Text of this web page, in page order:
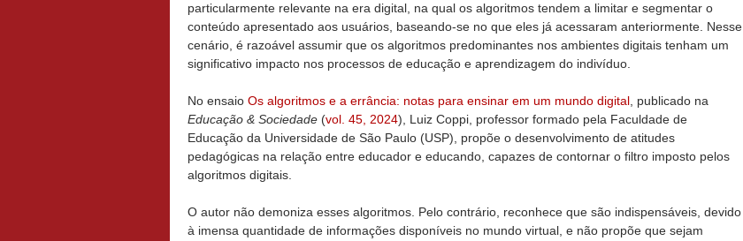
particularmente relevante na era digital, na qual os algoritmos tendem a limitar e segmentar o
conteúdo apresentado aos usuários, baseando-se no que eles já acessaram anteriormente. Nesse
cenário, é razoável assumir que os algoritmos predominantes nos ambientes digitais tenham um
significativo impacto nos processos de educação e aprendizagem do indivíduo.
No ensaio Os algoritmos e a errância: notas para ensinar em um mundo digital , publicado na
Educação & Sociedade (vol. 45, 2024), Luiz Coppi, professor formado pela Faculdade de
Educação da Universidade de São Paulo (USP), propõe o desenvolvimento de atitudes
pedagógicas na relação entre educador e educando, capazes de contornar o filtro imposto pelos
algoritmos digitais.
O autor não demoniza esses algoritmos. Pelo contrário, reconhece que são indispensáveis, devido
à imensa quantidade de informações disponíveis no mundo virtual, e não propõe que sejam